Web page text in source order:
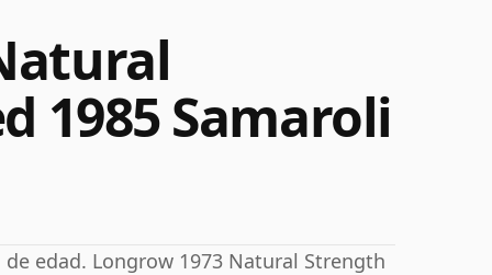
1985 Samaroli
edad. Longrow 1973 Natural Strength